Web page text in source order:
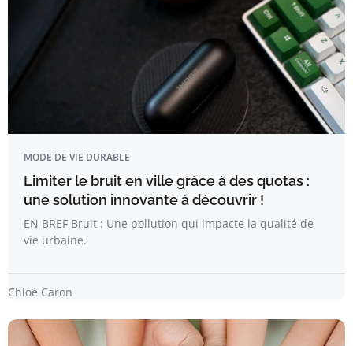
MODE DE VIE DURABLE
Limiter le bruit en ville grâce à des quotas :
une solution innovante à découvrir !
EN BREF Bruit : Une pollution qui impacte la qualité de
vie urbaine.
Chloé Caron